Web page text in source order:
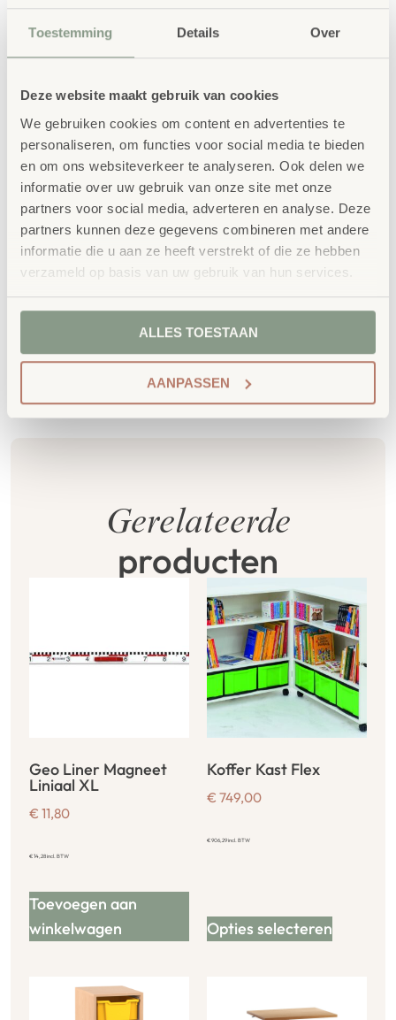
Toestemming Details Over
Deze website maakt gebruik van cookies
We gebruiken cookies om content en advertenties te
personaliseren, om functies voor social media te bieden
en om ons websiteverkeer te analyseren. Ook delen we
informatie over uw gebruik van onze site met onze
partners voor social media, adverteren en analyse. Deze
partners kunnen deze gegevens combineren met andere
informatie die u aan ze heeft verstrekt of die ze hebben
verzameld op basis van uw gebruik van hun services.
ALLES TOESTAAN
AANPASSEN
Waarom School Concept?
Maatwerk: ieder project start vanuit uw idee
Kwaliteit: al ons school- en
kinderopvangmeubilair is uitvoerig getest en
voldoet aan GS- en TÜV-keuringen
Duurzaamheid: wij werken met circulaire
producten, waaronder onzeOneWood-lijnvan
100% FSC-gecertificeerd Scandinavisch hout.
Daarnaast zelfs voorzien van het
milieukeurmerkEU-Ecolabel .
Extra informatie
Gerelateerde
producten
Geo Liner Magneet
Liniaal XL
€ 11,80
€14,28incl. BTW
Toevoegen aan
winkelwagen
Koffer Kast Flex
€ 749,00
€906,29incl. BTW
Opties selecteren